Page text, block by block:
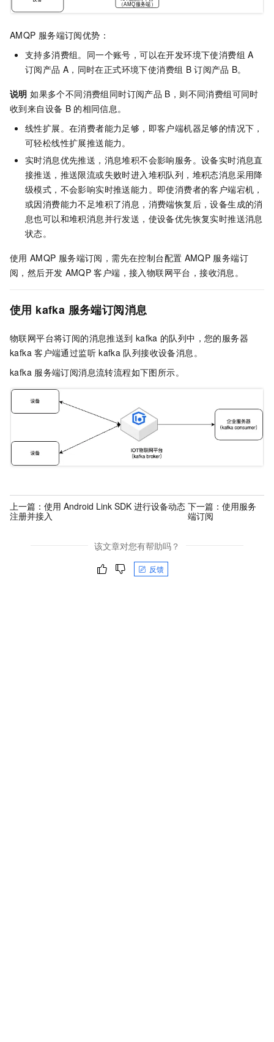
AMQP 服务端订阅优势：
支持多消费组。同一个账号，可以在开发环境下使消费组 A
订阅产品 A，同时在正式环境下使消费组 B 订阅产品 B。
说明 如果多个不同消费组同时订阅产品 B，则不同消费组可同时
收到来自设备 B 的相同信息。
线性扩展。在消费者能力足够，即客户端机器足够的情况下，
可轻松线性扩展推送能力。
实时消息优先推送，消息堆积不会影响服务。设备实时消息直
接推送，推送限流或失败时进入堆积队列，堆积态消息采用降
级模式，不会影响实时推送能力。即使消费者的客户端宕机，
或因消费能力不足堆积了消息，消费端恢复后，设备生成的消
息也可以和堆积消息并行发送，使设备优先恢复实时推送消息
状态。
使用 AMQP 服务端订阅，需先在控制台配置 AMQP 服务端订
阅，然后开发 AMQP 客户端，接入物联网平台，接收消息。
使用 kafka 服务端订阅消息
物联网平台将订阅的消息推送到 kafka 的队列中，您的服务器
kafka 客户端通过监听 kafka 队列接收设备消息。
kafka 服务端订阅消息流转流程如下图所示。
上一篇： 使用 Android Link SDK 进行设备动态
注册并接入
下一篇： 使用服务
端订阅
该文章对您有帮助吗？
反馈